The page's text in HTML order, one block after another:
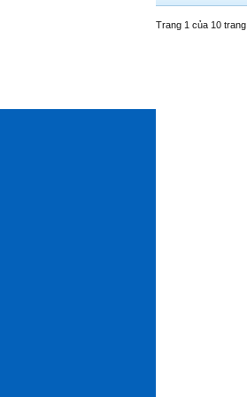
Trang 1 của 10 trang